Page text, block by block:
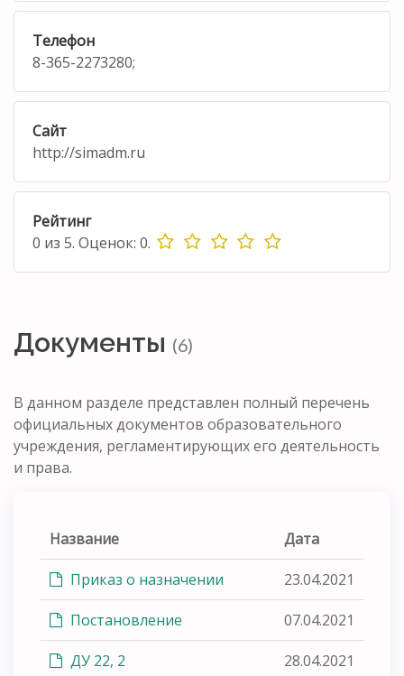
Телефон
8-365-2273280;
Сайт
http://simadm.ru
Рейтинг
0 из 5. Оценок: 0.
Документы (6)
В данном разделе представлен полный перечень
официальных документов образовательного
учреждения, регламентирующих его деятельность
и права.
Название Дата
Приказ о назначении 23.04.2021
Постановление 07.04.2021
ДУ 22, 2 28.04.2021